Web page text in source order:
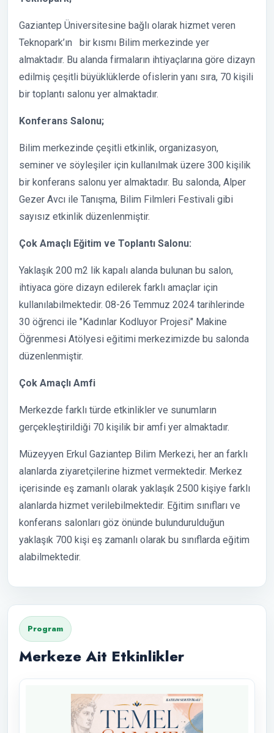
Gaziantep Üniversitesine bağlı olarak hizmet veren
Teknopark’ın bir kısmı Bilim merkezinde yer
almaktadır. Bu alanda firmaların ihtiyaçlarına göre dizayn
edilmiş çeşitli büyüklüklerde ofislerin yanı sıra, 70 kişili
bir toplantı salonu yer almaktadır.
Konferans Salonu;
Bilim merkezinde çeşitli etkinlik, organizasyon,
seminer ve söyleşiler için kullanılmak üzere 300 kişilik
bir konferans salonu yer almaktadır. Bu salonda, Alper
Gezer Avcı ile Tanışma, Bilim Filmleri Festivali gibi
sayısız etkinlik düzenlenmiştir.
Çok Amaçlı Eğitim ve Toplantı Salonu:
Yaklaşık 200 m2 lik kapalı alanda bulunan bu salon,
ihtiyaca göre dizayn edilerek farklı amaçlar için
kullanılabilmektedir. 08-26 Temmuz 2024 tarihlerinde
30 öğrenci ile "Kadınlar Kodluyor Projesi" Makine
Öğrenmesi Atölyesi eğitimi merkezimizde bu salonda
düzenlenmiştir.
Çok Amaçlı Amfi
Merkezde farklı türde etkinlikler ve sunumların
gerçekleştirildiği 70 kişilik bir amfi yer almaktadır.
Müzeyyen Erkul Gaziantep Bilim Merkezi, her an farklı
alanlarda ziyaretçilerine hizmet vermektedir. Merkez
içerisinde eş zamanlı olarak yaklaşık 2500 kişiye farklı
alanlarda hizmet verilebilmektedir. Eğitim sınıfları ve
konferans salonları göz önünde bulundurulduğun
yaklaşık 700 kişi eş zamanlı olarak bu sınıflarda eğitim
alabilmektedir.
Program
Merkeze Ait Etkinlikler